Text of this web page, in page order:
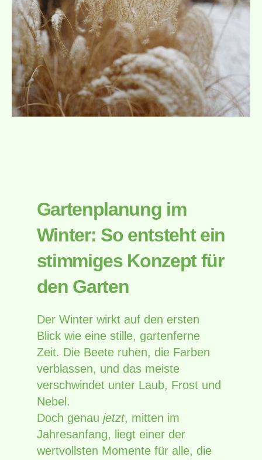
Gartenplanung im
Winter: So entsteht ein
stimmiges Konzept für
den Garten
Der Winter wirkt auf den ersten
Blick wie eine stille, gartenferne
Zeit. Die Beete ruhen, die Farben
verblassen, und das meiste
verschwindet unter Laub, Frost und
Nebel.
Doch genau jetzt, mitten im
Jahresanfang, liegt einer der
wertvollsten Momente für alle, die